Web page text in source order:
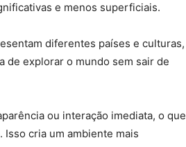
e menos superficiais.
diferentes países e culturas,
de explorar o mundo sem sair de
ou interação imediata, o que
cria um ambiente mais